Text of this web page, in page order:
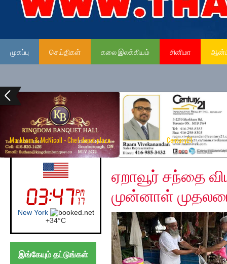
முகப்பு செய்திகள் கலை இலக்கியம் சினிமா
Markham & McNicoll - Chef depot plaza Century21
UK (London)
London
+24°C
இங்கேயும் தட்டுங்கள்
Wednesday,
ஏறாவூர் சந்தை
முன்னாள்